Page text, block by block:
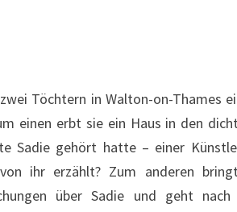
Töchtern in Walton-on-Thames
einen erbt sie ein Haus in den
Sadie gehört hatte – einer
ihr erzählt? Zum anderen
über Sadie und geht